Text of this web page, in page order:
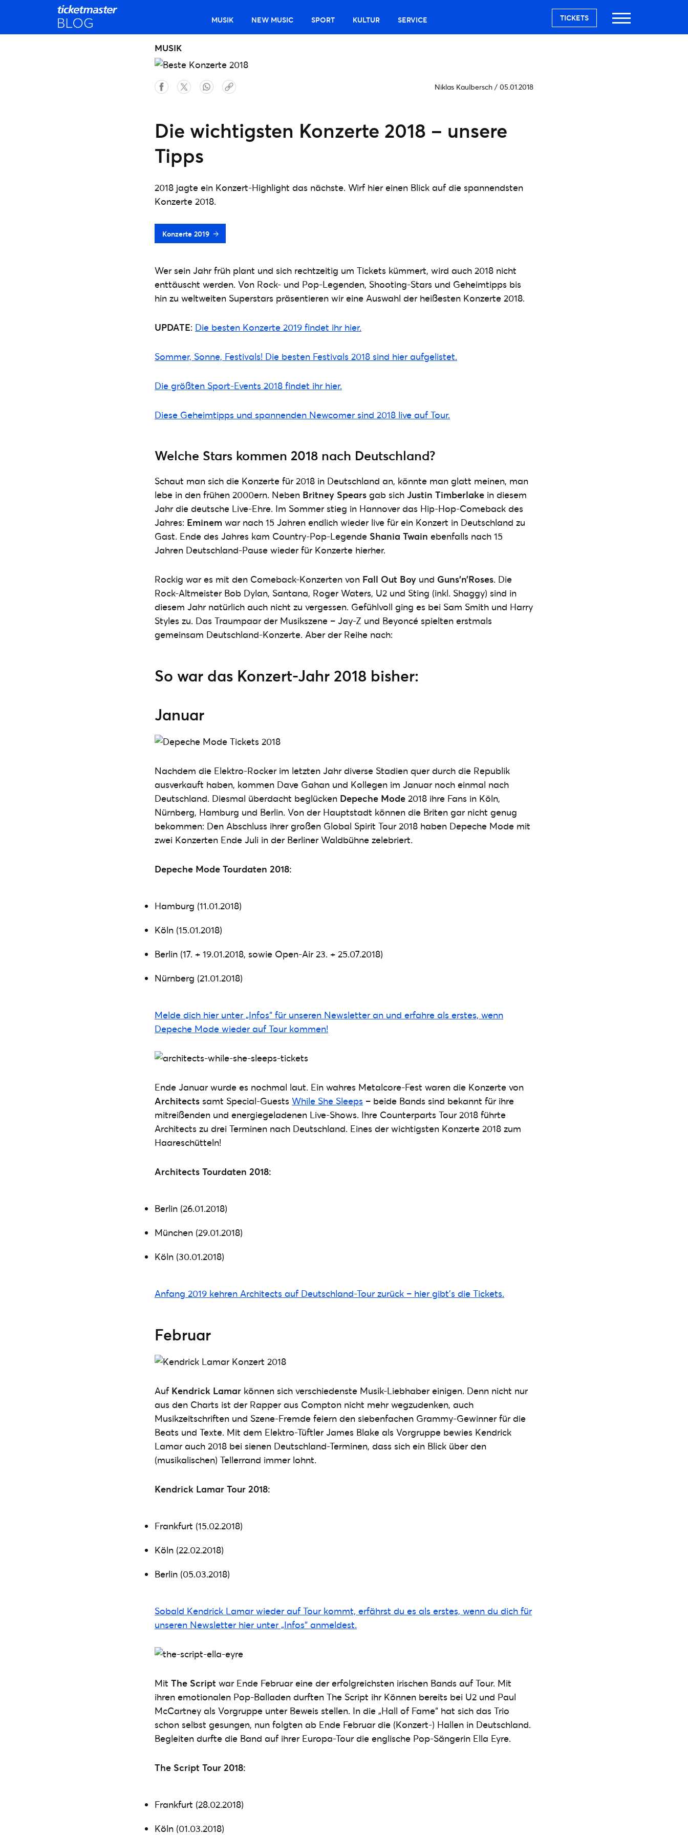
MUSIK NEW MUSIC SPORT KULTUR SERVICE TICKETS
MUSIK
Niklas Kaulbersch / 05.01.2018
Die wichtigsten Konzerte 2018 – unsere
Tipps
2018 jagte ein Konzert-Highlight das nächste. Wirf hier einen Blick auf die spannendsten
Konzerte 2018.
Konzerte 2019
Wer sein Jahr früh plant und sich rechtzeitig um Tickets kümmert, wird auch 2018 nicht
enttäuscht werden. Von Rock- und Pop-Legenden, Shooting-Stars und Geheimtipps bis
hin zu weltweiten Superstars präsentieren wir eine Auswahl der heißesten Konzerte 2018.
UPDATE: Die besten Konzerte 2019 findet ihr hier.
Sommer, Sonne, Festivals! Die besten Festivals 2018 sind hier aufgelistet.
Die größten Sport-Events 2018 findet ihr hier.
Diese Geheimtipps und spannenden Newcomer sind 2018 live auf Tour.
Welche Stars kommen 2018 nach Deutschland?
Schaut man sich die Konzerte für 2018 in Deutschland an, könnte man glatt meinen, man
lebe in den frühen 2000ern. Neben Britney Spears gab sich Justin Timberlake in diesem
Jahr die deutsche Live-Ehre. Im Sommer stieg in Hannover das Hip-Hop-Comeback des
Jahres: Eminem war nach 15 Jahren endlich wieder live für ein Konzert in Deutschland zu
Gast. Ende des Jahres kam Country-Pop-Legende Shania Twain ebenfalls nach 15
Jahren Deutschland-Pause wieder für Konzerte hierher.
Rockig war es mit den Comeback-Konzerten von Fall Out Boy und Guns’n’Roses. Die
Rock-Altmeister Bob Dylan, Santana, Roger Waters, U2 und Sting (inkl. Shaggy) sind in
diesem Jahr natürlich auch nicht zu vergessen. Gefühlvoll ging es bei Sam Smith und Harry
Styles zu. Das Traumpaar der Musikszene – Jay-Z und Beyoncé spielten erstmals
gemeinsam Deutschland-Konzerte. Aber der Reihe nach:
So war das Konzert-Jahr 2018 bisher:
Januar
Nachdem die Elektro-Rocker im letzten Jahr diverse Stadien quer durch die Republik
ausverkauft haben, kommen Dave Gahan und Kollegen im Januar noch einmal nach
Deutschland. Diesmal überdacht beglücken Depeche Mode 2018 ihre Fans in Köln,
Nürnberg, Hamburg und Berlin. Von der Hauptstadt können die Briten gar nicht genug
bekommen: Den Abschluss ihrer großen Global Spirit Tour 2018 haben Depeche Mode mit
zwei Konzerten Ende Juli in der Berliner Waldbühne zelebriert.
Depeche Mode Tourdaten 2018:
Hamburg (11.01.2018)
Köln (15.01.2018)
Berlin (17. + 19.01.2018, sowie Open-Air 23. + 25.07.2018)
Nürnberg (21.01.2018)
Melde dich hier unter „Infos“ für unseren Newsletter an und erfahre als erstes, wenn
Depeche Mode wieder auf Tour kommen!
Ende Januar wurde es nochmal laut. Ein wahres Metalcore-Fest waren die Konzerte von
Architects samt Special-Guests While She Sleeps – beide Bands sind bekannt für ihre
mitreißenden und energiegeladenen Live-Shows. Ihre Counterparts Tour 2018 führte
Architects zu drei Terminen nach Deutschland. Eines der wichtigsten Konzerte 2018 zum
Haareschütteln!
Architects Tourdaten 2018:
Berlin (26.01.2018)
München (29.01.2018)
Köln (30.01.2018)
Anfang 2019 kehren Architects auf Deutschland-Tour zurück – hier gibt’s die Tickets.
Februar
Auf Kendrick Lamar können sich verschiedenste Musik-Liebhaber einigen. Denn nicht nur
aus den Charts ist der Rapper aus Compton nicht mehr wegzudenken, auch
Musikzeitschriften und Szene-Fremde feiern den siebenfachen Grammy-Gewinner für die
Beats und Texte. Mit dem Elektro-Tüftler James Blake als Vorgruppe bewies Kendrick
Lamar auch 2018 bei sienen Deutschland-Terminen, dass sich ein Blick über den
(musikalischen) Tellerrand immer lohnt.
Kendrick Lamar Tour 2018:
Frankfurt (15.02.2018)
Köln (22.02.2018)
Berlin (05.03.2018)
Sobald Kendrick Lamar wieder auf Tour kommt, erfährst du es als erstes, wenn du dich für
unseren Newsletter hier unter „Infos“ anmeldest.
Mit The Script war Ende Februar eine der erfolgreichsten irischen Bands auf Tour. Mit
ihren emotionalen Pop-Balladen durften The Script ihr Können bereits bei U2 und Paul
McCartney als Vorgruppe unter Beweis stellen. In die „Hall of Fame“ hat sich das Trio
schon selbst gesungen, nun folgten ab Ende Februar die (Konzert-) Hallen in Deutschland.
Begleiten durfte die Band auf ihrer Europa-Tour die englische Pop-Sängerin Ella Eyre.
The Script Tour 2018:
Frankfurt (28.02.2018)
Köln (01.03.2018)